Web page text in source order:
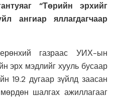
“Төрийн эрхийг
ангиар яллагдагчаар
газраас УИХ-ын
эрх мэдлийг хууль бусаар
19.2 дугаар зүйлд заасан
шалгах ажиллагааг